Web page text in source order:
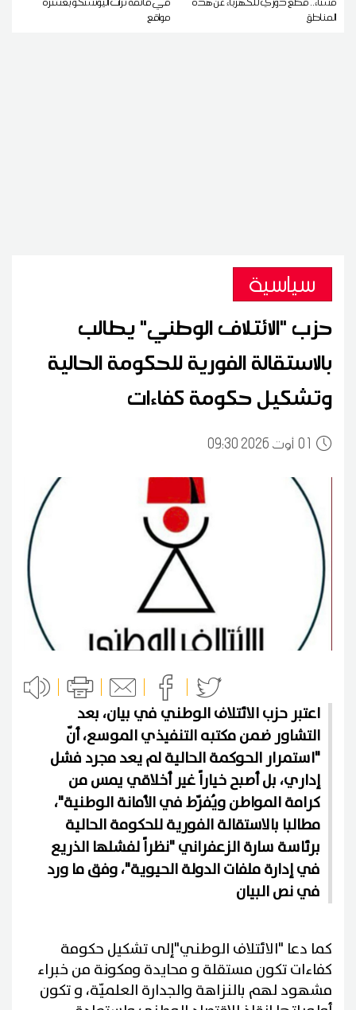
المناطق
مواقع
سياسية
حزب "الائتلاف الوطني" يطالب
بالاستقالة الفورية للحكومة الحالية
وتشكيل حكومة كفاءات
0109:30 2026 أوت
اعتبر حزب الائتلاف الوطني في بيان، بعد
التشاور ضمن مكتبه التنفيذي الموسع، أنّ
"استمرار الحوكمة الحالية لم يعد مجرد فشل
إداري، بل أصبح خياراً غير أخلاقي يمس من
كرامة المواطن ويُفرّط في الأمانة الوطنية"،
مطالبا بالاستقالة الفورية للحكومة الحالية
برئاسة سارة الزعفراني "نظراً لفشلها الذريع
في إدارة ملفات الدولة الحيوية"، وفق ما ورد
في نص البيان
كما دعا "الائتلاف الوطني"إلى تشكيل حكومة
كفاءات تكون مستقلة و محايدة ومكونة من خبراء
مشهود لهم بالنزاهة والجدارة العلميّة، و تكون